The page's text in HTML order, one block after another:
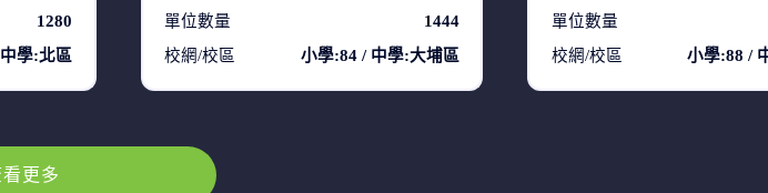
1280
學:北區
單位數量
1444
校網/校區
小學:84 / 中學:大埔區
單位數量
校網/校區
小學:88 /
看更多